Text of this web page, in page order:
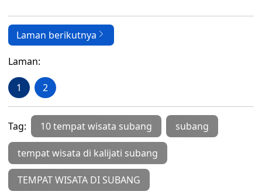
Laman berikutnya
Laman:
1 2
Tag: 10 tempat wisata subang subang
tempat wisata di kalijati subang
TEMPAT WISATA DI SUBANG